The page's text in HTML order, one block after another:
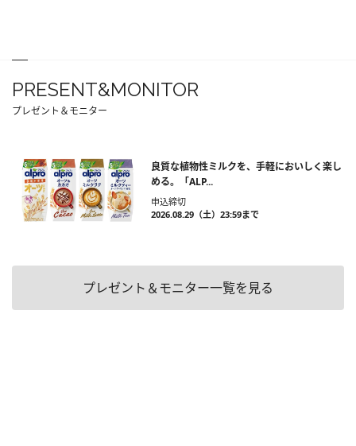
PRESENT&MONITOR
プレゼント＆モニター
良質な植物性ミルクを、手軽においしく楽し
める。「ALP...
申込締切
2026.08.29（土）23:59まで
プレゼント＆モニター一覧を見る